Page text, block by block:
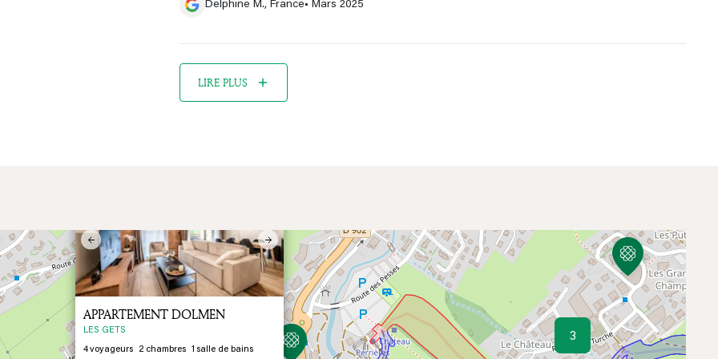
Delphine M., France• Mars 2025
LIRE PLUS
3
Previous Next
APPARTEMENT DOLMEN
LES GETS
4voyageurs 2 chambres 1 salle de bains